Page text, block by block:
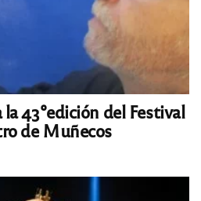
43°edición del Festival
de Muñecos